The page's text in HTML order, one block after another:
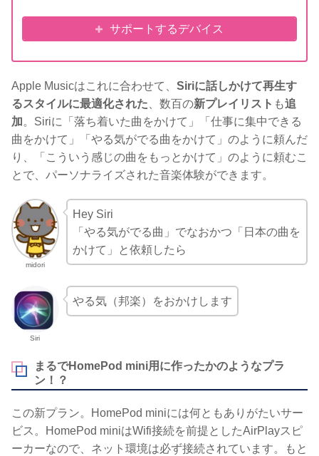
サポートするデバイス
Apple Musicはこれに合わせて、 Siriに話しかけて再生す
るスタイルに最適化された 、数百の新プレイリスト も追
加。Siriに「落ち着いた曲をかけて」「仕事に集中できる
曲をかけて」「やる気がでる曲をかけて」のように頼んだ
り、「こういう感じの曲をもっとかけて」のように頼むこ
とで、パーソナライズされた音楽体験ができます。
midori
Hey Siri
「やる気がでる曲」でなおかつ「日本の曲を
かけて」と依頼したら
Siri
やる気（邦楽）をおかけします
まるでHomePod mini用に作ったかのようなプラ
ン！？
この新プラン。HomePod miniには何ともありがたいサー
ビス。HomePod miniはWifi接続を前提としたAirPlayスピ
ーカーなので、ネット環境は必ず接続されています。もと